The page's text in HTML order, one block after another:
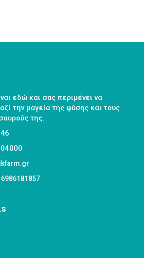
εδώ και σας περιμένει να
την μαγεία της φύσης και τους
της.